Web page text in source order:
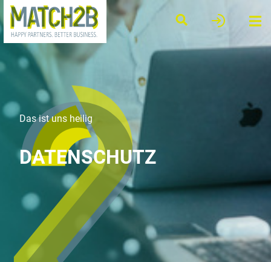
Das ist uns heilig
DATENSCHUTZ